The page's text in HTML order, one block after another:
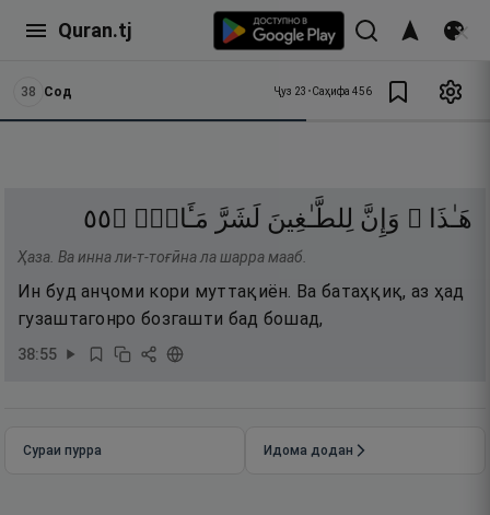
Quran.tj
38 Сод Ҷуз 23 •Саҳифа 456
هَـٰذَا ۚ وَإِنَّ لِلطَّـٰغِينَ لَشَرَّ مَـَٔابٍۢ ۝٥٥
Ҳаза. Ва инна ли-т-тоғӣна ла шарра мааб.
Ин буд анҷоми кори муттақиён. Ва батаҳқиқ, аз ҳад
гузаштагонро бозгашти бад бошад,
38:55
Сураи пурра Идома додан